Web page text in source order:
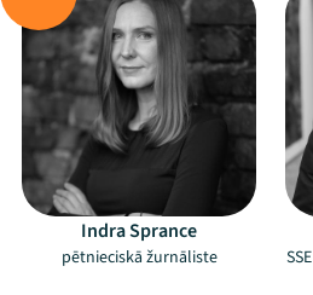
Indra Sprance
pētnieciskā žurnāliste